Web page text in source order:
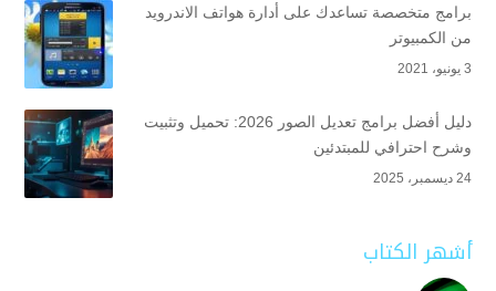
برامج متخصصة تساعدك على أدارة هواتف الاندرويد
من الكمبيوتر
3 يونيو، 2021
دليل أفضل برامج تعديل الصور 2026: تحميل وتثبيت
وشرح احترافي للمبتدئين
24 ديسمبر، 2025
أشهر الكتاب